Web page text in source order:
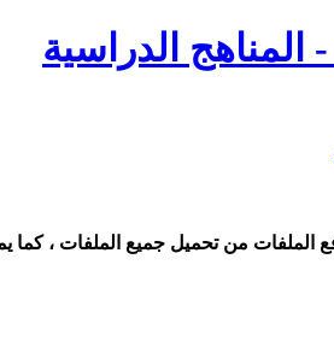
المناهج الدراسية
الملفات من تحميل جميع الملفات ، كما